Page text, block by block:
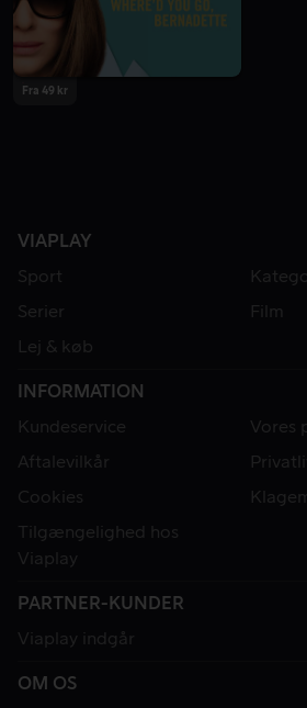
Fra 49 kr
VIAPLAY
Sport
Serier
Film
Lej & køb
INFORMATION
Kundeservice
Vores
Aftalevilkår
Cookies
Tilgængelighed hos
Viaplay
PARTNER-KUNDER
Viaplay indgår
OM OS